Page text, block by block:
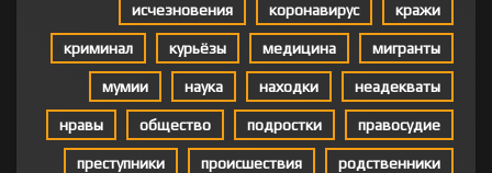
исчезновения коронавирус кражи
криминал курьёзы медицина мигранты
мумии наука находки неадекваты
нравы общество подростки правосудие
преступники происшествия родственники